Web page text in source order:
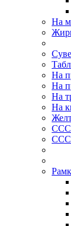
На
На
На
На
На